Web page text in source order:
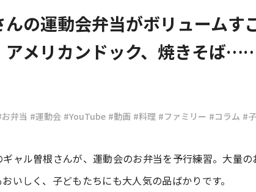
んの運動会弁当がボリュームす
アメリカンドック、焼きそば
弁当 #運動会 #YouTube #動画 #料理 #ファミリー #コラム #
ャル曽根さんが、運動会のお弁当を予行練習。大量の
いしく、子どもたちにも大人気の品ばかりです。